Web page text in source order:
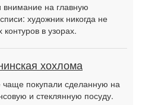
на главную
художник никогда не
в узорах.
хохлома
чаще покупали сделанную на
и стеклянную посуду.